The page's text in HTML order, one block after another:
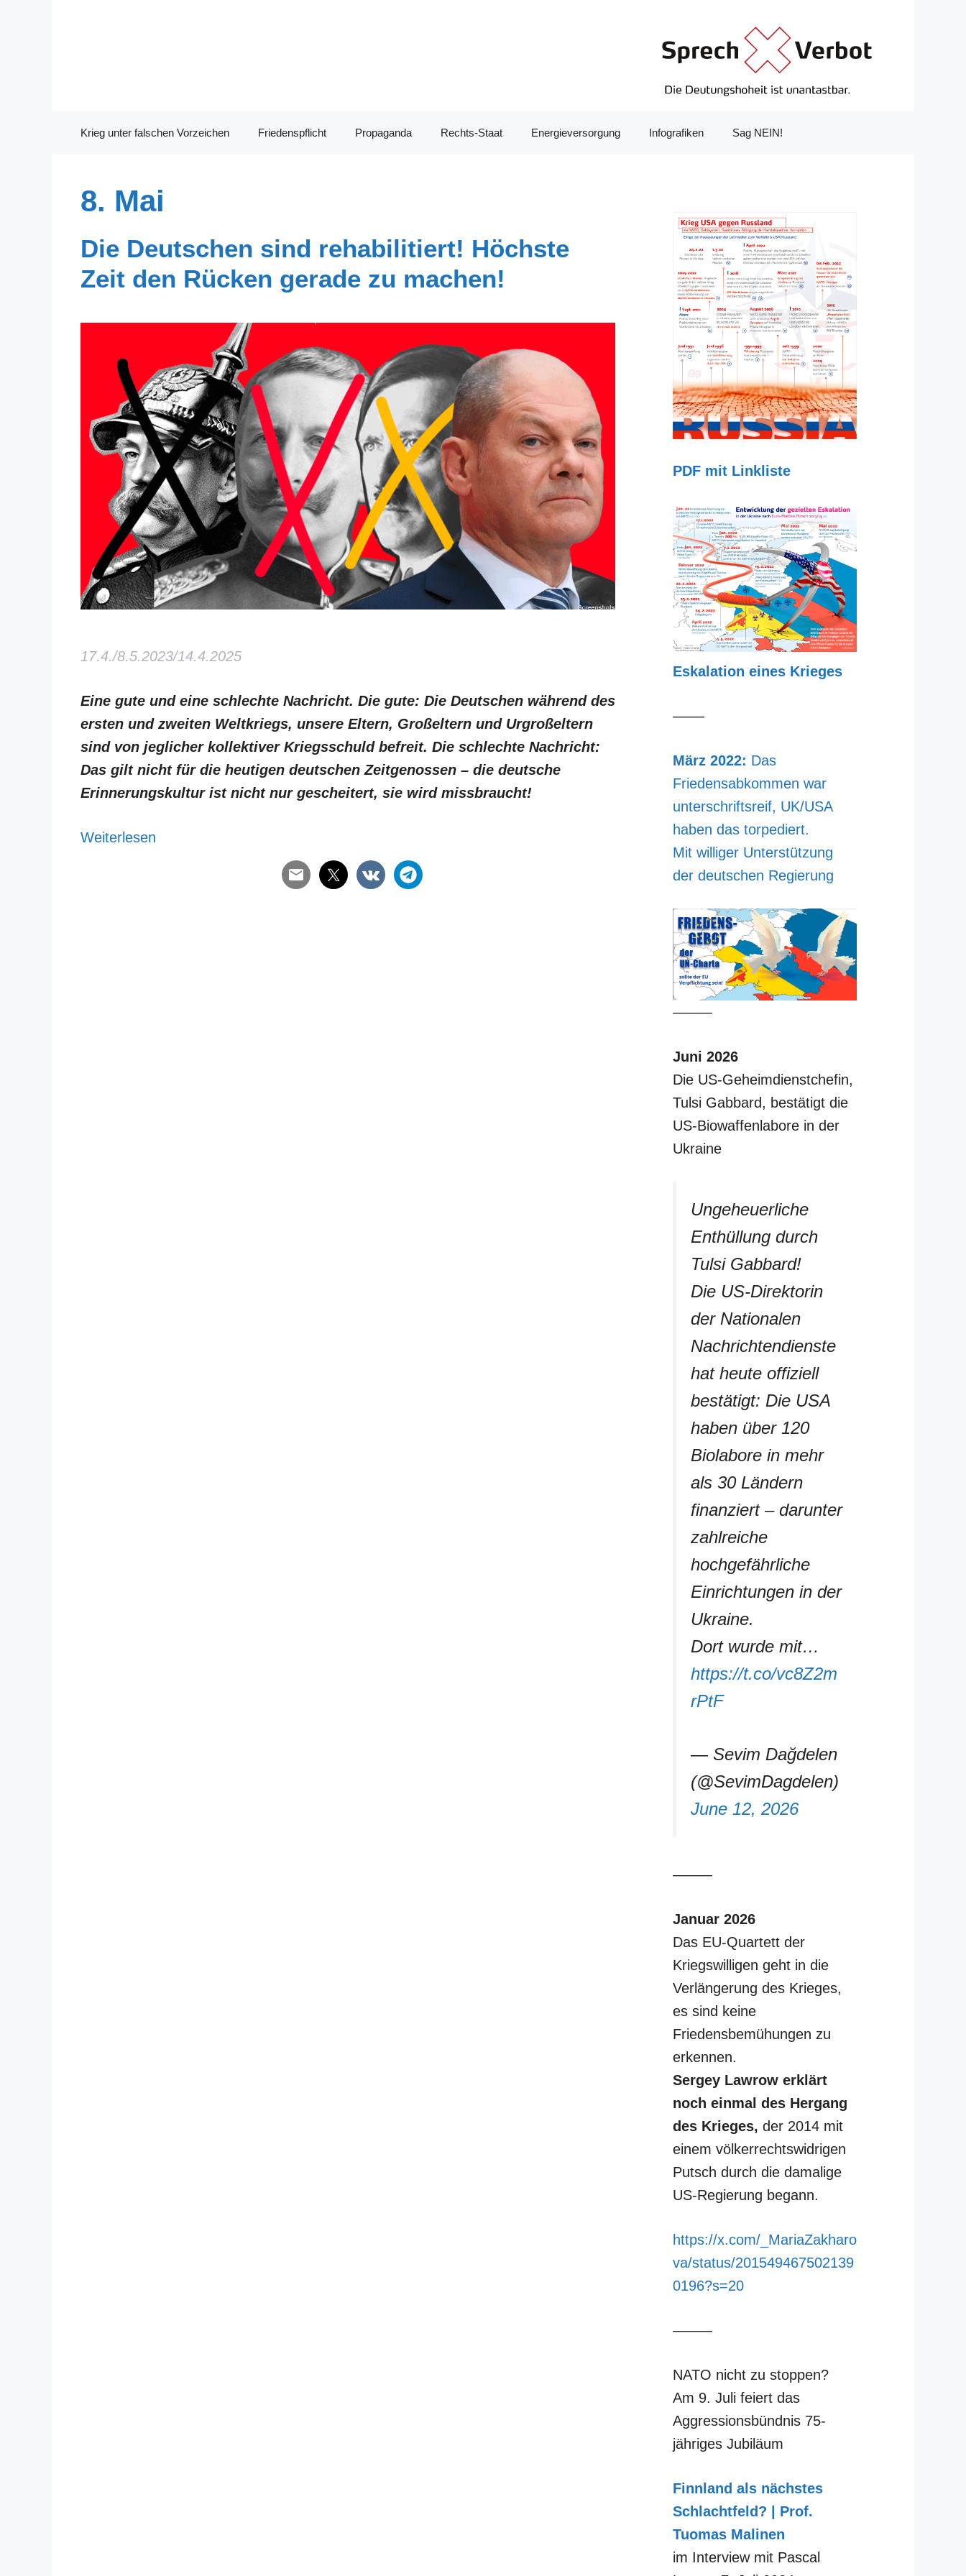
Krieg unter falschen Vorzeichen Friedenspflicht Propaganda Rechts-Staat Energieversorgung Infografiken Sag NEIN!
8. Mai
Die Deutschen sind rehabilitiert! Höchste
Zeit den Rücken gerade zu machen!
17.4./8.5.2023/14.4.2025
Eine gute und eine schlechte Nachricht. Die gute: Die Deutschen während des
ersten und zweiten Weltkriegs, unsere Eltern, Großeltern und Urgroßeltern
sind von jeglicher kollektiver Kriegsschuld befreit. Die schlechte Nachricht:
Das gilt nicht für die heutigen deutschen Zeitgenossen – die deutsche
Erinnerungskultur ist nicht nur gescheitert, sie wird missbraucht!
Weiterlesen
PDF mit Linkliste
Eskalation eines Krieges
––––
März 2022: Das
Friedensabkommen war
unterschriftsreif, UK/USA
haben das torpediert.
Mit williger Unterstützung
der deutschen Regierung
–––––
Juni 2026
Die US-Geheimdienstchefin,
Tulsi Gabbard, bestätigt die
US-Biowaffenlabore in der
Ukraine
Ungeheuerliche
Enthüllung durch
Tulsi Gabbard!
Die US-Direktorin
der Nationalen
Nachrichtendienste
hat heute offiziell
bestätigt: Die USA
haben über 120
Biolabore in mehr
als 30 Ländern
finanziert – darunter
zahlreiche
hochgefährliche
Einrichtungen in der
Ukraine.
Dort wurde mit…
https://t.co/vc8Z2m
rPtF
— Sevim Dağdelen
(@SevimDagdelen)
June 12, 2026
–––––
Januar 2026
Das EU-Quartett der
Kriegswilligen geht in die
Verlängerung des Krieges,
es sind keine
Friedensbemühungen zu
erkennen.
Sergey Lawrow erklärt
noch einmal des Hergang
des Krieges, der 2014 mit
einem völkerrechtswidrigen
Putsch durch die damalige
US-Regierung begann.
https://x.com/_MariaZakharo
va/status/201549467502139
0196?s=20
–––––
NATO nicht zu stoppen?
Am 9. Juli feiert das
Aggressionsbündnis 75-
jähriges Jubiläum
Finnland als nächstes
Schlachtfeld? | Prof.
Tuomas Malinen
im Interview mit Pascal